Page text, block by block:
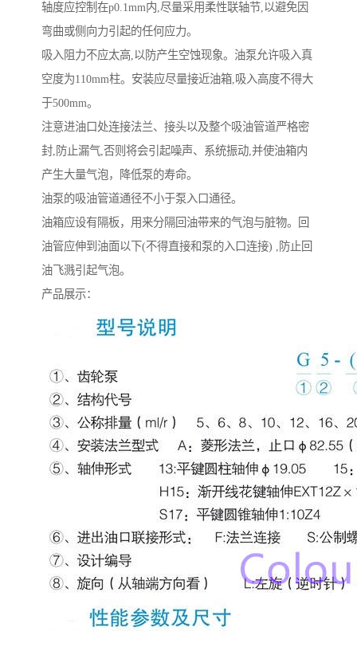
轴度应控制在p0.1mm内,尽量采用柔性联轴节,以避免因
弯曲或侧向力引起的任何应力。
吸入阻力不应太高,以防产生空蚀现象。油泵允许吸入真
空度为110mm柱。安装应尽量接近油箱,吸入高度不得大
于500mm。
注意进油口处连接法兰、接头以及整个吸油管道严格密
封,防止漏气,否则将会引起噪声、系统振动,并使油箱内
产生大量气泡，降低泵的寿命。
油泵的吸油管道通径不小于泵入口通径。
油箱应设有隔板，用来分隔回油带来的气泡与脏物。回
油管应伸到油面以下(不得直接和泵的入口连接) ,防止回
油飞溅引起气泡。
产品展示：